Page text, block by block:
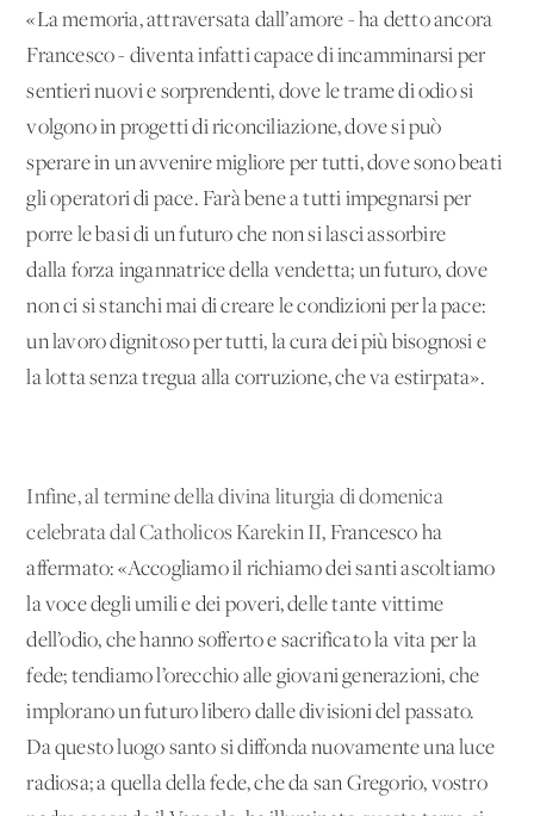
«La memoria, attraversata dall’amore - ha detto ancora
Francesco - diventa infatti capace di incamminarsi per
sentieri nuovi e sorprendenti, dove le trame di odio si
volgono in progetti di riconciliazione, dove si può
sperare in un avvenire migliore per tutti, dove sono beati
gli operatori di pace. Farà bene a tutti impegnarsi per
porre le basi di un futuro che non si lasci assorbire
dalla forza ingannatrice della vendetta; un futuro, dove
non ci si stanchi mai di creare le condizioni per la pace:
un lavoro dignitoso per tutti, la cura dei più bisognosi e
la lotta senza tregua alla corruzione, che va estirpata».
Infine, al termine della divina liturgia di domenica
celebrata dal Catholicos Karekin II, Francesco ha
affermato: «Accogliamo il richiamo dei santi ascoltiamo
la voce degli umili e dei poveri, delle tante vittime
dell’odio, che hanno sofferto e sacrificato la vita per la
fede; tendiamo l’orecchio alle giovani generazioni, che
implorano un futuro libero dalle divisioni del passato.
Da questo luogo santo si diffonda nuovamente una luce
radiosa; a quella della fede, che da san Gregorio, vostro